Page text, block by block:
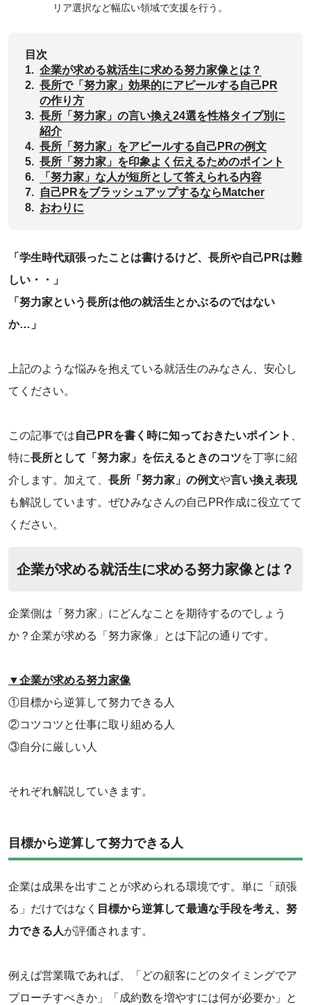
リア選択など幅広い領域で支援を行う。
目次
1. ‌企業が求める就活生に求める努力家像とは？
2. 長所で「努力家」効果的にアピールする自己PR
の作り方
3. ‌長所「努力家」の言い換え24選を性格タイプ別に
紹介
4. 長所「努力家」をアピールする自己PRの例文
5. 長所「努力家」を印象よく伝えるためのポイント
6.
「努力家」な人が短所として答えられる内容
7. 自己PRをブラッシュアップするならMatcher
8. おわりに
「学生時代頑張ったことは書けるけど、長所や自己PRは難
しい・・」
‌「努力家という長所は他の就活生とかぶるのではない
か…」
上記のような悩みを抱えている就活生のみなさん、安心し
てください。
この記事では自己PRを書く時に知っておきたいポイント
特に長所として「努力家」を伝えるときのコツを丁寧に紹
介します。加えて、 長所「努力家」の例文や言い換え表現
も解説しています。ぜひみなさんの自己PR作成に役立てて
ください。
‌企業が求める就活生に求める努力家像とは？
企業側は「努力家」にどんなことを期待するのでしょう
か？企業が求める「努力家像」とは下記の通りです。
▼企業が求める努力家像
‌①目標から逆算して努力できる人
‌②コツコツと仕事に取り組める人
‌③自分に厳しい人
それぞれ解説していきます。
目標から逆算して努力できる人
‌企業は成果を出すことが求められる環境です。単に「頑張
る」だけではなく 目標から逆算して最適な手段を考え、努
力できる人が評価されます。
例えば営業職であれば、「どの顧客にどのタイミングでア
プローチすべきか」「成約数を増やすには何が必要か」と